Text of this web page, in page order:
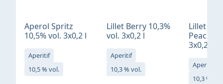
Aperol Spritz
10,5% vol. 3x0,2 l
Aperitif
10,5 % vol.
Lillet Berry 10,3%
vol. 3x0,2 l
Aperitif
10,3 % vol.
Lillet
Peach
3x0,2 l
Aperitif
10,3 % vol.